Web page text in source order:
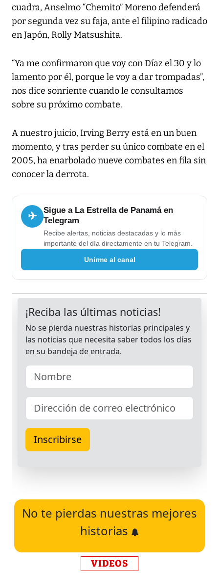
cuadra, Anselmo “Chemito” Moreno defenderá
por segunda vez su faja, ante el filipino radicado
en Japón, Rolly Matsushita.
“Ya me confirmaron que voy con Díaz el 30 y lo
lamento por él, porque le voy a dar trompadas”,
nos dice sonriente cuando le consultamos
sobre su próximo combate.
A nuestro juicio, Irving Berry está en un buen
momento, y tras perder su único combate en el
2005, ha enarbolado nueve combates en fila sin
conocer la derrota.
✈
Sigue a La Estrella de Panamá en
Telegram
Recibe alertas, noticias destacadas y lo más
importante del día directamente en tu Telegram.
Unirme al canal
No te pierdas nuestras mejores
historias
VIDEOS